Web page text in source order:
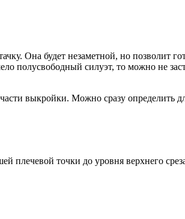
Она будет незаметной, но позволит
полусвободный силуэт, то можно не
выкройки. Можно сразу определить
плечевой точки до уровня верхнего